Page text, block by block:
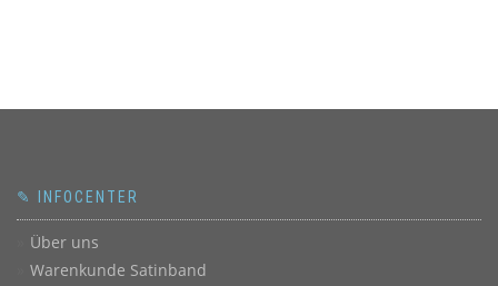
✎ INFOCENTER
Über uns
Warenkunde Satinband